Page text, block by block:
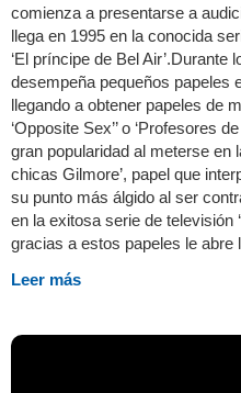
comienza a presentarse a
llega en 1995 en la conocida
‘El príncipe de Bel
desempeña pequeños papeles
llegando a obtener papeles de
‘Opposite Sex’’ o ‘Profesores
gran popularidad al meterse en
chicas Gilmore’, papel que
su punto más álgido al ser
en la exitosa serie de televisión
gracias a estos papeles le abre
Leer más